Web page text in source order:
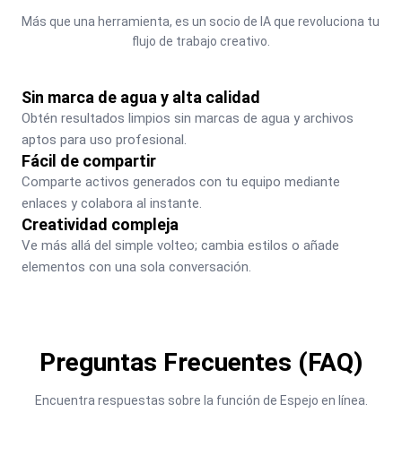
Más que una herramienta, es un socio de IA que revoluciona tu
flujo de trabajo creativo.
Sin marca de agua y alta calidad
Obtén resultados limpios sin marcas de agua y archivos
aptos para uso profesional.
Fácil de compartir
Comparte activos generados con tu equipo mediante
enlaces y colabora al instante.
Creatividad compleja
Ve más allá del simple volteo; cambia estilos o añade
elementos con una sola conversación.
Preguntas Frecuentes (FAQ)
Encuentra respuestas sobre la función de Espejo en línea.